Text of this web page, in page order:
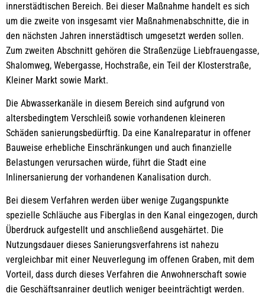
innerstädtischen Bereich. Bei dieser Maßnahme handelt es sich
um die zweite von insgesamt vier Maßnahmenabschnitte, die in
den nächsten Jahren innerstädtisch umgesetzt werden sollen.
Zum zweiten Abschnitt gehören die Straßenzüge Liebfrauengasse,
Shalomweg, Webergasse, Hochstraße, ein Teil der Klosterstraße,
Kleiner Markt sowie Markt.
Die Abwasserkanäle in diesem Bereich sind aufgrund von
altersbedingtem Verschleiß sowie vorhandenen kleineren
Schäden sanierungsbedürftig. Da eine Kanalreparatur in offener
Bauweise erhebliche Einschränkungen und auch finanzielle
Belastungen verursachen würde, führt die Stadt eine
Inlinersanierung der vorhandenen Kanalisation durch.
Bei diesem Verfahren werden über wenige Zugangspunkte
spezielle Schläuche aus Fiberglas in den Kanal eingezogen, durch
Überdruck aufgestellt und anschließend ausgehärtet. Die
Nutzungsdauer dieses Sanierungsverfahrens ist nahezu
vergleichbar mit einer Neuverlegung im offenen Graben, mit dem
Vorteil, dass durch dieses Verfahren die Anwohnerschaft sowie
die Geschäftsanrainer deutlich weniger beeinträchtigt werden.